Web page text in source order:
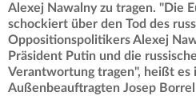
Alexej Nawalny zu tragen. "Die
schockiert über den Tod des
Oppositionspolitikers Alexej
Präsident Putin und die
Verantwortung tragen", heißt es
Außenbeauftragten Josep